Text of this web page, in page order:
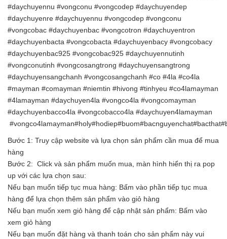
#daychuyennu #vongconu #vongcodep #daychuyendep
#daychuyenre #daychuyennu #vongcodep #vongconu
#vongcobac #daychuyenbac #vongcotron #daychuyentron
#daychuyenbacta #vongcobacta #daychuyenbacy #vongcobacy
#daychuyenbac925 #vongcobac925 #daychuyennutinh
#vongconutinh #vongcosangtrong #daychuyensangtrong
#daychuyensangchanh #vongcosangchanh #co #4la #co4la
#mayman #comayman #niemtin #hivong #tinhyeu #co4lamayman
#4lamayman #daychuyen4la #vongco4la #vongcomayman
#daychuyenbacco4la #vongcobacco4la #daychuyen4lamayman
Bước 1: Truy cập website và lựa chọn sản phẩm cần mua để mua
hàng
Bước 2: Click và sản phẩm muốn mua, màn hình hiển thị ra pop
up với các lựa chọn sau:
Nếu bạn muốn tiếp tục mua hàng: Bấm vào phần tiếp tục mua
hàng để lựa chọn thêm sản phẩm vào giỏ hàng
Nếu bạn muốn xem giỏ hàng để cập nhật sản phẩm: Bấm vào
xem giỏ hàng
Nếu bạn muốn đặt hàng và thanh toán cho sản phẩm này vui